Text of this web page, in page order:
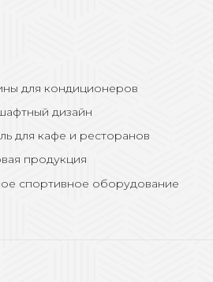
для кондиционеров
дизайн
для кафе и ресторанов
продукция
спортивное оборудование